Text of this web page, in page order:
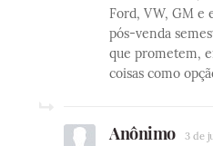
Ford, VW, GM e
pós-venda
que prometem,
coisas como
Anônimo 3 de